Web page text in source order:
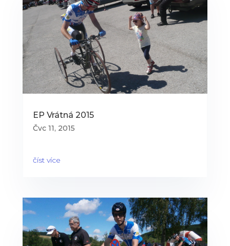
EP Vrátná 2015
Čvc 11, 2015
číst více